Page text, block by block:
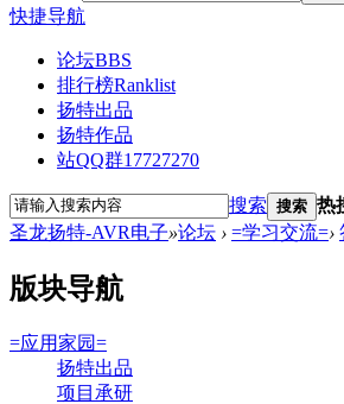
快捷导航
论坛BBS
排行榜Ranklist
扬特出品
扬特作品
站QQ群17727270
搜索 搜索 热
圣龙扬特-AVR电子»论坛 › =学习交流=›
版块导航
=应用家园=
扬特出品
项目承研